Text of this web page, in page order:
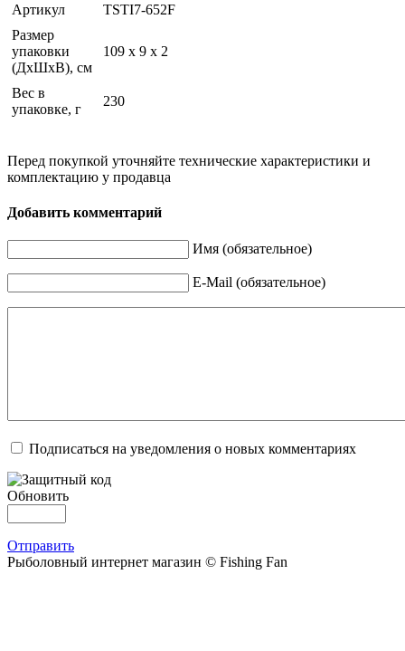
Артикул
TSTI7-652F
Размер
упаковки
(ДхШхВ), см
109 х 9 х 2
Вес в
упаковке, г
230
Перед покупкой уточняйте технические характеристики и
комплектацию у продавца
Добавить комментарий
Имя (обязательное)
E-Mail (обязательное)
Подписаться на уведомления о новых комментариях
Обновить
Отправить
Рыболовный интернет магазин © Fishing Fan